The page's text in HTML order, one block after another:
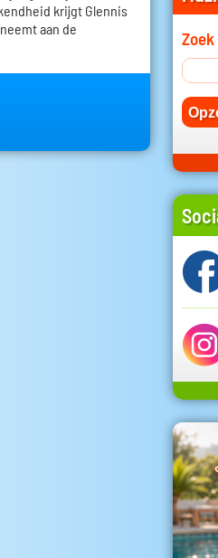
krijgt Glennis
aan de